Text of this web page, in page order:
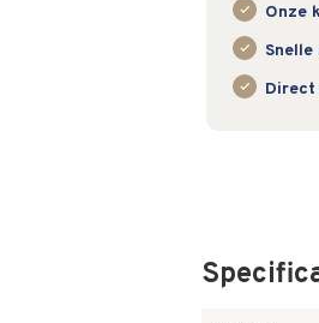
Onze
Snelle
Direct